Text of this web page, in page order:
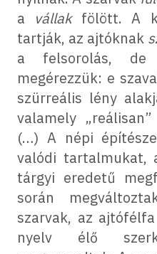
a
vállakfölött. A
tartják, az ajtóknak
a felsorolás, de
megérezzük: e
szürreális lény
valamely
(…) A népi
valódi tartalmukat,
tárgyi eredetű
során
szarvak, az
nyelv élő